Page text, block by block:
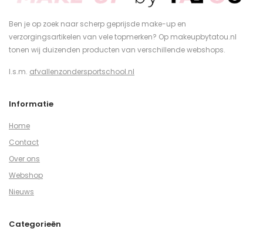
Ben je op zoek naar scherp geprijsde make-up en
verzorgingsartikelen van vele topmerken? Op makeupbytatou.nl
tonen wij duizenden producten van verschillende webshops.
I.s.m. afvallenzondersportschool.nl
Informatie
Home
Contact
Over ons
Webshop
Nieuws
Categorieën